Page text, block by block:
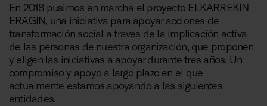
En 2018 pusimos en marcha el proyecto ELKARREKIN
ERAGIN, una iniciativa para apoyar acciones de
transformación social a través de la implicación activa
de las personas de nuestra organización, que proponen
y eligen las iniciativas a apoyar durante tres años. Un
compromiso y apoyo a largo plazo en el que
actualmente estamos apoyando a las siguientes
entidades.